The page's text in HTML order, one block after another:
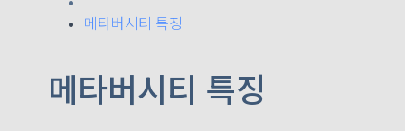
메타버시티 특징
메타버시티 특징